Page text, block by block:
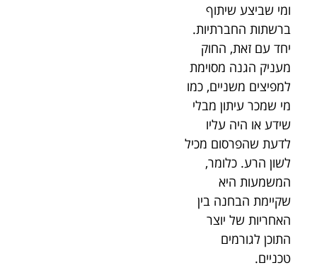
ומי שביצע שיתוף
ברשתות החברתיות.
יחד עם זאת, החוק
מעניק הגנה מסוימת
למפיצים משניים, כמו
מי שמכר עיתון מבלי
שידע או היה עליו
לדעת שהפרסום מכיל
לשון הרע. כלומר,
המשמעות היא
שקיימת הבחנה בין
האחריות של יוצר
התוכן לגורמים
טכניים.